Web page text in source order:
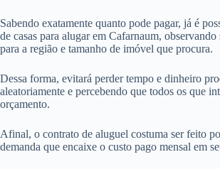
Sabendo exatamente quanto pode pagar, já é
de casas para alugar em Cafarnaum,
para a região e tamanho de imóvel que procura.
Dessa forma, evitará perder tempo e dinheiro
aleatoriamente e percebendo que todos os que
orçamento.
Afinal, o contrato de aluguel costuma ser feito
demanda que encaixe o custo pago mensal em